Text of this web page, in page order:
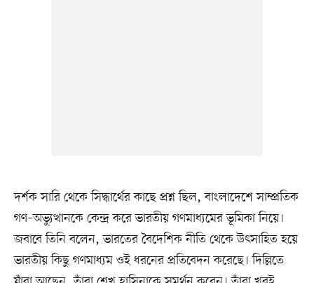
দর্শক সারি থেকে সিদ্ধার্থের কাছে প্রশ্ন ছিল, বাংলাদেশে সাম্প্রতিক
গণ–অভ্যুত্থানকে কেন্দ্র করে ভারতীয় গণমাধ্যমের ভূমিকা নিয়ে।
জবাবে তিনি বলেন, ভারতের বৈদেশিক নীতি থেকে উৎসাহিত হয়ে
ভারতীয় কিছু গণমাধ্যম ওই ধরনের প্রতিবেদন করেছে। দিল্লিতে